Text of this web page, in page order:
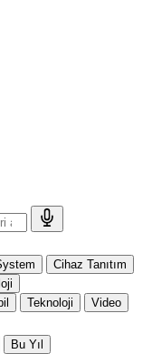
Cihaz Tanıtım
Teknoloji
Video
Bu Yıl